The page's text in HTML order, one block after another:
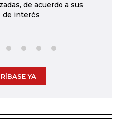
de acuerdo a sus
de interés
YA